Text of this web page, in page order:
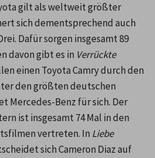
gilt als weltweit größter
sich dementsprechend auch
Dafür sorgen insgesamt 89
davon gibt es in Verrückte
einen Toyota Camry durch den
den größten deutschen
Mercedes-Benz für sich. Der
ist insgesamt 74 Mal in den
vertreten. In Liebe
sich Cameron Diaz auf